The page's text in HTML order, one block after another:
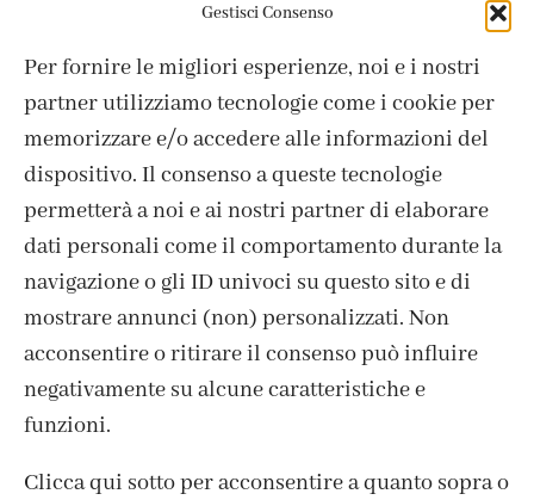
Gestisci Consenso
Per fornire le migliori esperienze, noi e i nostri
partner utilizziamo tecnologie come i cookie per
memorizzare e/o accedere alle informazioni del
dispositivo. Il consenso a queste tecnologie
permetterà a noi e ai nostri partner di elaborare
dati personali come il comportamento durante la
navigazione o gli ID univoci su questo sito e di
mostrare annunci (non) personalizzati. Non
acconsentire o ritirare il consenso può influire
negativamente su alcune caratteristiche e
funzioni.
Clicca qui sotto per acconsentire a quanto sopra o
23,60€
Esaurito